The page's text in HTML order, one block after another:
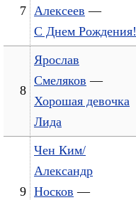
7 Алексеев —
С Днем Рождения!
8
Ярослав
Смеляков —
Хорошая девочка
Лида
9
Чен Ким/
Александр
Носков —